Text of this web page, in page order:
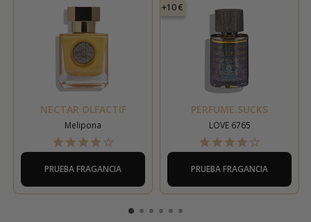
NECTAR OLFACTIF
Melipona
PRUEBA FRAGANCIA
+10 €
PERFUME.SUCKS
LOVE 6765
PRUEBA FRAGANCIA